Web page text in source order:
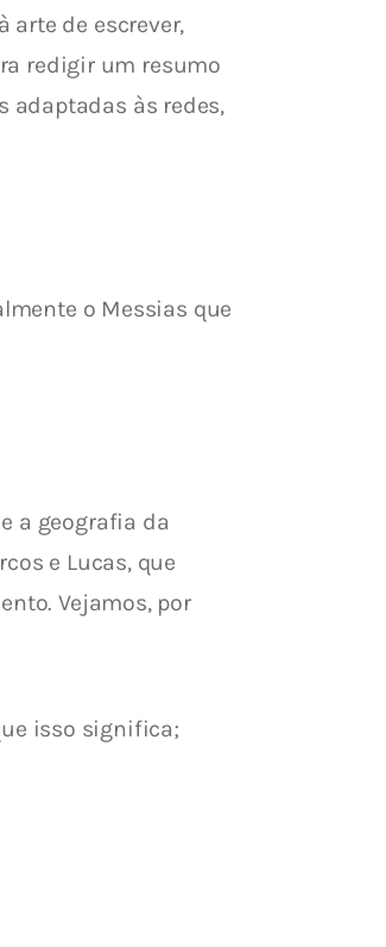
arte de escrever,
redigir um resumo
adaptadas às redes,
o Messias que
a geografia da
e Lucas, que
Vejamos, por
isso significa;